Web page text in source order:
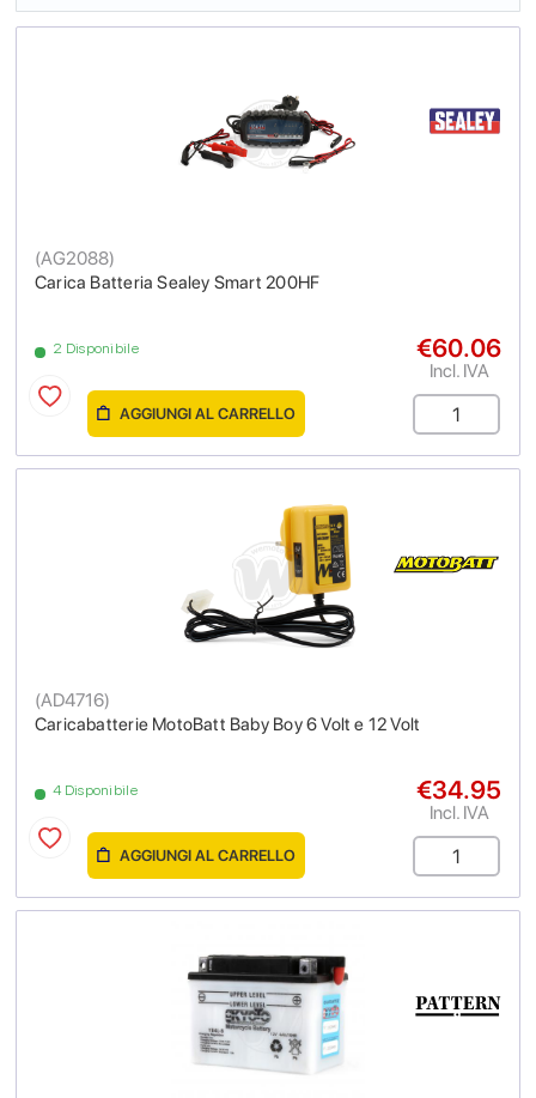
Carica Batteria Sealey Smart 200HF
(AG2088)
2 Disponibile €60.06
Incl. IVA
AGGIUNGI AL CARRELLO
Caricabatterie MotoBatt Baby Boy 6 Volt e 12 Volt
(AD4716)
4 Disponibile €34.95
Incl. IVA
AGGIUNGI AL CARRELLO